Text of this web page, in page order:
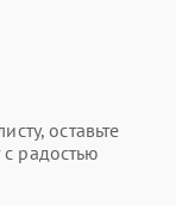
оставьте
радостью